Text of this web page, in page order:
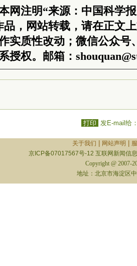
网注明“来源：中国科学
品，网站转载，请在正文
实质性改动；微信公众号
授权。邮箱：
打印 发E-mail给
关于我们 网站声明
京ICP备07017567号-12 互联网新闻信
Copyright @ 2007-
地址：北京市海淀区